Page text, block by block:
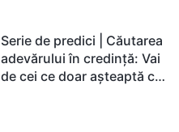
Serie de predici | Căutarea
adevărului în credință: Vai
de cei ce doar așteaptă ca